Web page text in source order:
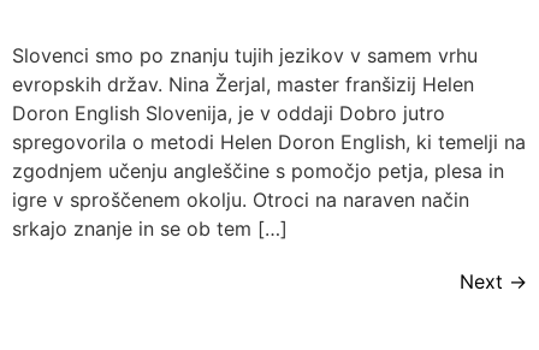
Slovenci smo po znanju tujih jezikov v samem vrhu
evropskih držav. Nina Žerjal, master franšizij Helen
Doron English Slovenija, je v oddaji Dobro jutro
spregovorila o metodi Helen Doron English, ki temelji na
zgodnjem učenju angleščine s pomočjo petja, plesa in
igre v sproščenem okolju. Otroci na naraven način
srkajo znanje in se ob tem […]
Next →